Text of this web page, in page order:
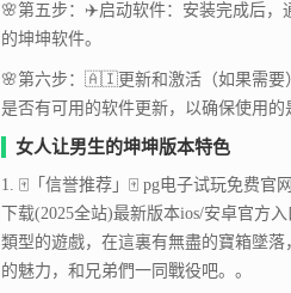
🌸第五步：✈️启动软件：安装完成后，
的坤坤软件。
🌸第六步：🇦🇮更新和激活（如果需要
是否有可用的软件更新，以确保使用
女人让男生的坤坤版本特色
1. 🀄「信誉推荐」🀄 pg电子试玩免费
下载(2025全站)最新版本ios/安卓官方
類型的遊戲，在這裏有無盡的寶箱墜
的魅力，和兄弟們一同戰役吧。。